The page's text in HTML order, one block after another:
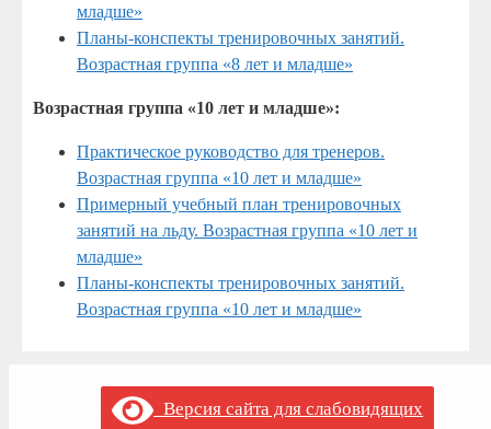
младше»
Планы-конспекты тренировочных занятий.
Возрастная группа «8 лет и младше»
Возрастная группа «10 лет и младше»:
Практическое руководство для тренеров.
Возрастная группа «10 лет и младше»
Примерный учебный план тренировочных
занятий на льду. Возрастная группа «10 лет и
младше»
Планы-конспекты тренировочных занятий.
Возрастная группа «10 лет и младше»
Версия сайта для слабовидящих